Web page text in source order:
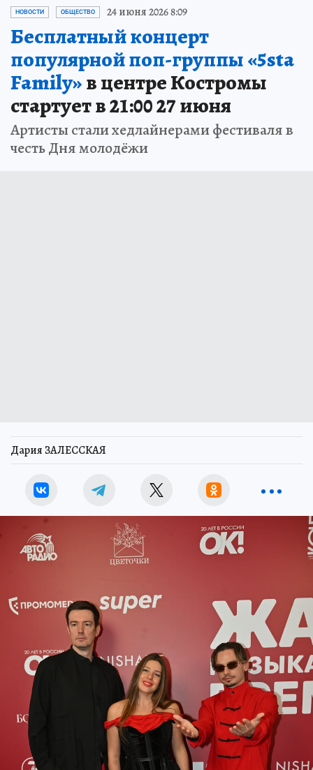
НОВОСТИ ОБЩЕСТВО 24 июня 2026 8:09
Бесплатный концерт
популярной поп-группы «5sta
Family»в центре Костромы
стартует в 21:00 27 июня
Артисты стали хедлайнерами фестиваля в
честь Дня молодёжи
Дария ЗАЛЕССКАЯ